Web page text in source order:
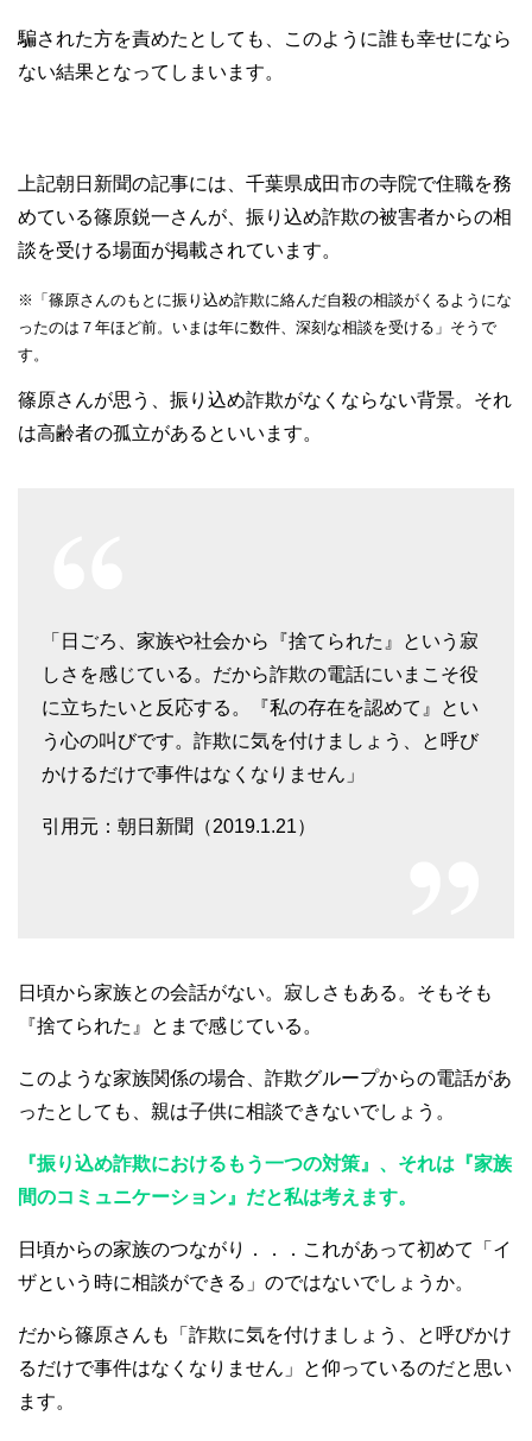
騙された方を責めたとしても、このように誰も幸せになら
ない結果となってしまいます。
上記朝日新聞の記事には、千葉県成田市の寺院で住職を務
めている篠原鋭一さんが、振り込め詐欺の被害者からの相
談を受ける場面が掲載されています。
※「篠原さんのもとに振り込め詐欺に絡んだ自殺の相談がくるようにな
ったのは７年ほど前。いまは年に数件、深刻な相談を受ける」そうで
す。
篠原さんが思う、振り込め詐欺がなくならない背景。それ
は高齢者の孤立があるといいます。
「日ごろ、家族や社会から『捨てられた』という寂
しさを感じている。だから詐欺の電話にいまこそ役
に立ちたいと反応する。『私の存在を認めて』とい
う心の叫びです。詐欺に気を付けましょう、と呼び
かけるだけで事件はなくなりません」
引用元：朝日新聞（2019.1.21）
日頃から家族との会話がない。寂しさもある。そもそも
『捨てられた』とまで感じている。
このような家族関係の場合、詐欺グループからの電話があ
ったとしても、親は子供に相談できないでしょう。
『振り込め詐欺におけるもう一つの対策』、それは『家族
間のコミュニケーション』だと私は考えます。
日頃からの家族のつながり．．．これがあって初めて「イ
ザという時に相談ができる」のではないでしょうか。
だから篠原さんも「詐欺に気を付けましょう、と呼びかけ
るだけで事件はなくなりません」と仰っているのだと思い
ます。